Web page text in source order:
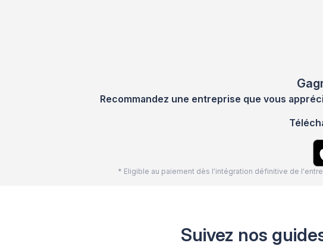
Recommandez une entreprise que vous
* Eligible au paiement dès l'intégration définitive de
Suivez nos